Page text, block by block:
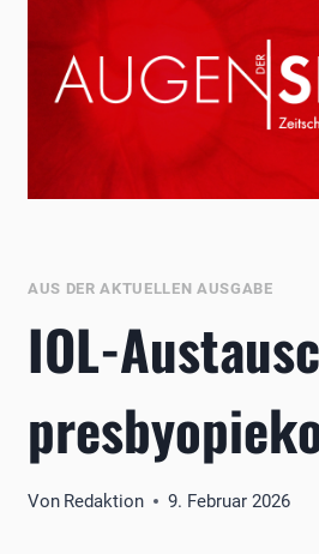
AUS DER AKTUELLEN AUSGABE
IOL-
Von Redaktion 9. Februar 2026